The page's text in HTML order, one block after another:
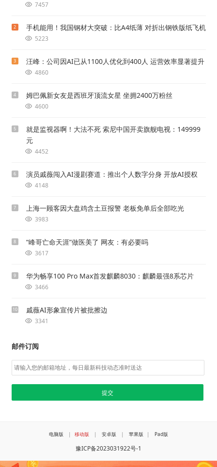
7457
2 手机能用！我国钢材大突破：比A4纸薄 对折出钢铁版纸飞机
5223
3 汪峰：公司因AI已从1100人优化到400人 运营效率显著提升
4860
4 姆巴佩新女友是西班牙顶流女星 坐拥2400万粉丝
4600
5
就是监视器啊！大法不死 索尼中国开卖旗舰电视：149999
元
4452
6 演员戚薇闯入AI漫剧赛道：推出个人数字分身 开放AI授权
4148
7 上海一顾客因大盘鸡含土豆报警 老板免单后全部吃光
3983
8 “峰哥亡命天涯”做医美了 网友：有必要吗
3617
9 华为畅享100 Pro Max首发麒麟8030：麒麟最强8系芯片
3466
10 戚薇AI形象宣传片被批擦边
3341
邮件订阅
电脑版 | 移动版 | 安卓版 | 苹果版 | Pad版
豫ICP备2023031922号-1